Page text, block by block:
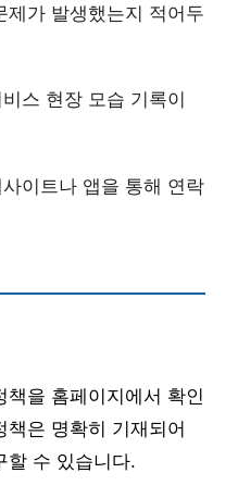
제가 발생했는지 적어두
스 현장 모습 기록이
이트나 앱을 통해 연락
을 홈페이지에서 확인
은 명확히 기재되어
할 수 있습니다.